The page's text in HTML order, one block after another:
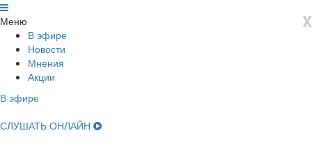
X
Меню
В эфире
Новости
Мнения
Акции
В эфире
СЛУШАТЬ ОНЛАЙН